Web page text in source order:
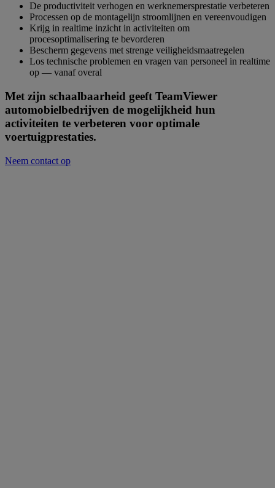
De productiviteit verhogen en werknemersprestatie verbeteren
Processen op de montagelijn stroomlijnen en vereenvoudigen
Krijg in realtime inzicht in activiteiten om
procesoptimalisering te bevorderen
Bescherm gegevens met strenge veiligheidsmaatregelen
Los technische problemen en vragen van personeel in realtime
op — vanaf overal
Met zijn schaalbaarheid geeft TeamViewer
automobielbedrijven de mogelijkheid hun
activiteiten te verbeteren voor optimale
voertuigprestaties.
Neem contact op